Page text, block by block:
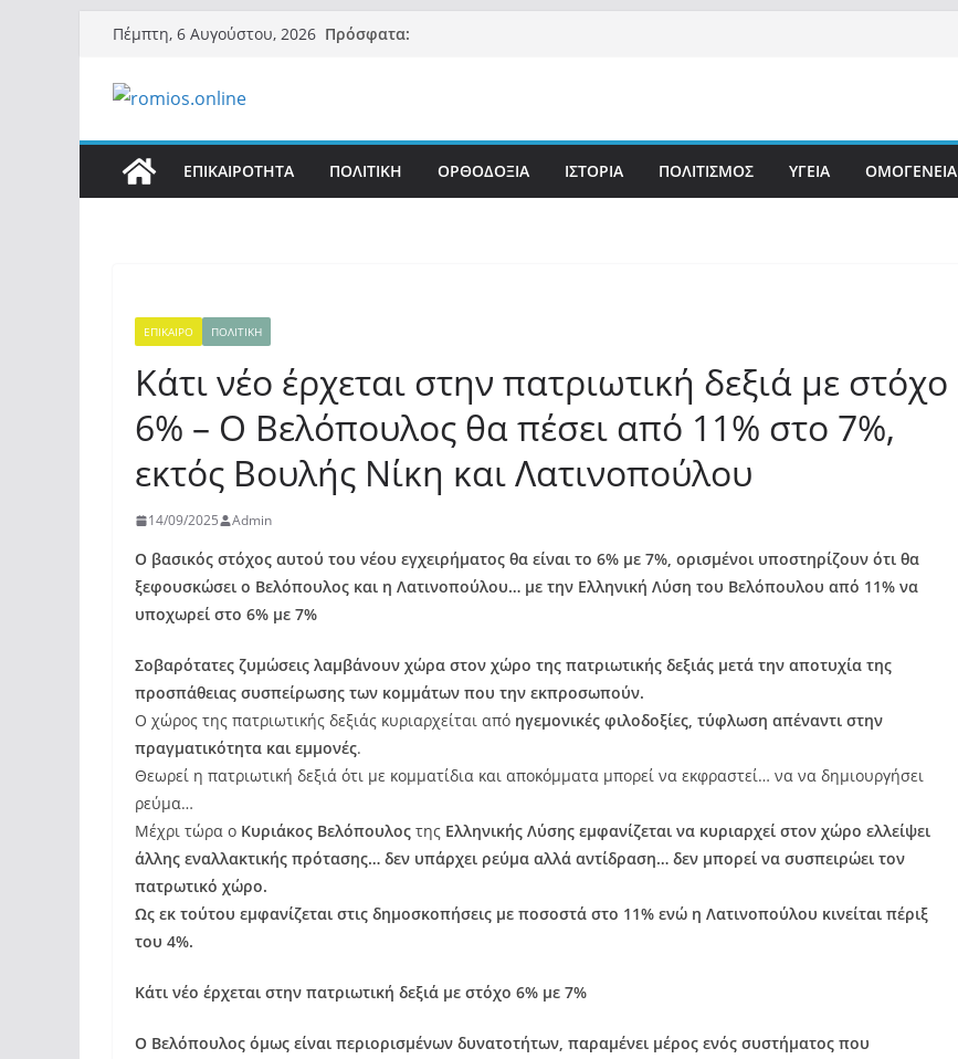
Μετάβαση
περιεχόμενο
Πέμπτη, 6 Αυγούστου, 2026 Πρόσφατα:
ΕΠΙΚΑΙΡΟΤΗΤΑ ΠΟΛΙΤΙΚΗ ΟΡΘΟΔΟΞΙΑ ΙΣΤΟΡΙΑ ΠΟΛΙΤΙΣΜΟΣ ΥΓΕΙΑ ΟΜΟΓΕΝΕΙΑ
ΕΠΙΚΑΙΡΟ ΠΟΛΙΤΙΚΗ
Κάτι νέο έρχεται στην πατριωτική δεξιά με στόχο
6% – Ο Βελόπουλος θα πέσει από 11% στο 7%,
εκτός Βουλής Νίκη και Λατινοπούλου
14/09/2025 Admin
Ο βασικός στόχος αυτού του νέου εγχειρήματος θα είναι το 6% με 7%, ορισμένοι υποστηρίζουν ότι θα
ξεφουσκώσει ο Βελόπουλος και η Λατινοπούλου… με την Ελληνική Λύση του Βελόπουλου από 11% να
υποχωρεί στο 6% με 7%
Σοβαρότατες ζυμώσεις λαμβάνουν χώρα στον χώρο της πατριωτικής δεξιάς μετά την αποτυχία της
προσπάθειας συσπείρωσης των κομμάτων που την εκπροσωπούν.
Ο χώρος της πατριωτικής δεξιάς κυριαρχείται από ηγεμονικές φιλοδοξίες, τύφλωση απέναντι στην
πραγματικότητα και εμμονές.
Θεωρεί η πατριωτική δεξιά ότι με κομματίδια και αποκόμματα μπορεί να εκφραστεί… να να δημιουργήσει
ρεύμα…
Μέχρι τώρα ο Κυριάκος Βελόπουλος της Ελληνικής Λύσης εμφανίζεται να κυριαρχεί στον χώρο ελλείψει
άλλης εναλλακτικής πρότασης… δεν υπάρχει ρεύμα αλλά αντίδραση… δεν μπορεί να συσπειρώει τον
πατρωτικό χώρο.
Ως εκ τούτου εμφανίζεται στις δημοσκοπήσεις με ποσοστά στο 11% ενώ η Λατινοπούλου κινείται πέριξ
του 4%.
Κάτι νέο έρχεται στην πατριωτική δεξιά με στόχο 6% με 7%
Ο Βελόπουλος όμως είναι περιορισμένων δυνατοτήτων, παραμένει μέρος ενός συστήματος που